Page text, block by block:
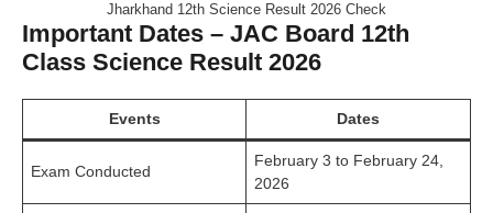
Jharkhand 12th Science Result 2026 Check
Important Dates – JAC Board 12th
Class Science Result 2026
Events Dates
Exam Conducted
February 3 to February 24,
2026